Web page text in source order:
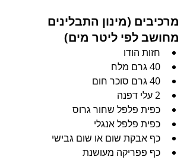
מרכיבים (מינון התבלינים
מחושב לפי ליטר מים)
חזות הודו
40 גרם מלח
40 גרם סוכר חום
2 עלי דפנה
כפית פלפל שחור גרוס
כפית פלפל אנגלי
כף אבקת שום או שום גבישי
כף פפריקה מעושנת